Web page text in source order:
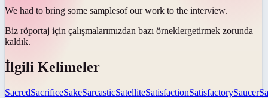
We had to bring some samplesof our work to the interview.
Biz röportaj için çalışmalarımızdan bazı örneklergetirmek zorunda
kaldık.
İlgili Kelimeler
SacredSacrificeSakeSarcasticSatelliteSatisfactionSatisfactorySaucer